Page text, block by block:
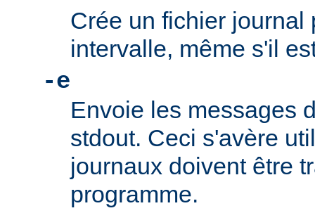
Crée un fichier journal
intervalle, même s'il
-e
Envoie les messages
stdout. Ceci s'avère
journaux doivent être
programme.